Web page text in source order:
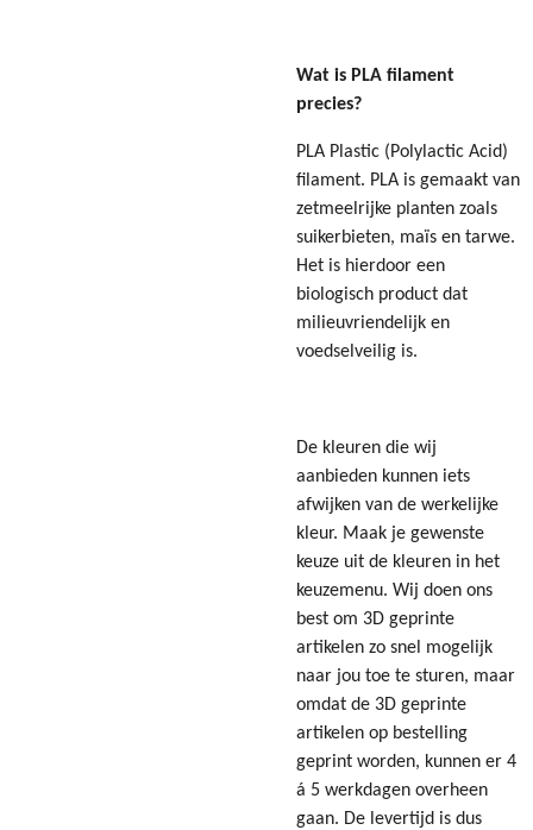
Wat is PLA filament
precies?
PLA Plastic (Polylactic Acid)
filament. PLA is gemaakt van
zetmeelrijke planten zoals
suikerbieten, maïs en tarwe.
Het is hierdoor een
biologisch product dat
milieuvriendelijk en
voedselveilig is.
De kleuren die wij
aanbieden kunnen iets
afwijken van de werkelijke
kleur. Maak je gewenste
keuze uit de kleuren in het
keuzemenu. Wij doen ons
best om 3D geprinte
artikelen zo snel mogelijk
naar jou toe te sturen, maar
omdat de 3D geprinte
artikelen op bestelling
geprint worden, kunnen er 4
á 5 werkdagen overheen
gaan. De levertijd is dus